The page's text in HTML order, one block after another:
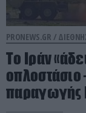
PRONEWS.GR /
Το Ιράν
οπλοστάσιο
παραγωγής